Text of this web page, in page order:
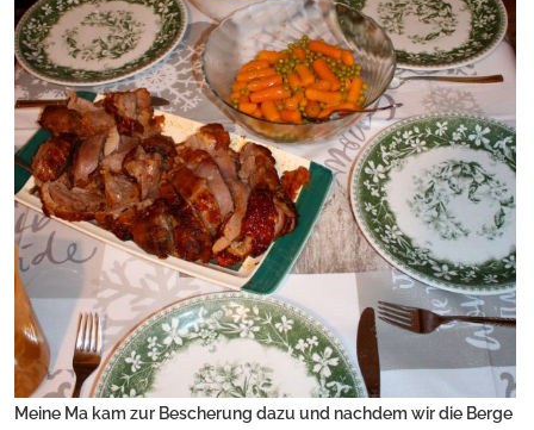
Meine Ma kam zur Bescherung dazu und nachdem wir die Berge